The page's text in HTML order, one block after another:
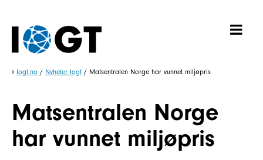
Iogt.no / Nyheter Iogt / Matsentralen Norge har vunnet miljøpris
Matsentralen Norge
har vunnet miljøpris